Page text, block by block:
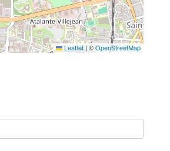
Leaflet|©OpenStreetMap